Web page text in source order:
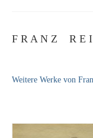
–
F R A N Z R E I
Weitere Werke von